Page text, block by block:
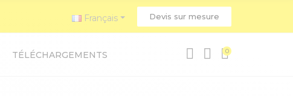
Français Devis sur mesure
TÉLÉCHARGEMENTS 0